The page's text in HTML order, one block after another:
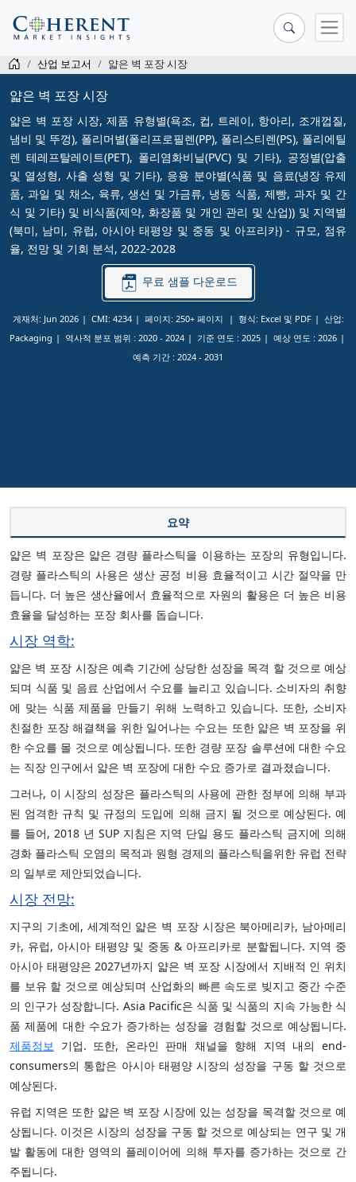
산업 보고서 얇은 벽 포장 시장
얇은 벽 포장 시장
얇은 벽 포장 시장, 제품 유형별(욕조, 컵, 트레이, 항아리, 조개껍질,
냄비 및 뚜껑), 폴리머별(폴리프로필렌(PP), 폴리스티렌(PS), 폴리에틸
렌 테레프탈레이트(PET), 폴리염화비닐(PVC) 및 기타), 공정별(압출
및 열성형, 사출 성형 및 기타), 응용 분야별(식품 및 음료(냉장 유제
품, 과일 및 채소, 육류, 생선 및 가금류, 냉동 식품, 제빵, 과자 및 간
식 및 기타) 및 비식품(제약, 화장품 및 개인 관리 및 산업)) 및 지역별
(북미, 남미, 유럽, 아시아 태평양 및 중동 및 아프리카) - 규모, 점유
율, 전망 및 기회 분석, 2022-2028
무료 샘플 다운로드
게재처: Jun 2026 CMI: 4234 페이지: 250+ 페이지 형식: Excel 및 PDF
산업:
Packaging
역사적 분포 범위 : 2020 - 2024 기준 연도 : 2025 예상 연도 : 2026
예측 기간 : 2024 - 2031
요약
얇은 벽 포장은 얇은 경량 플라스틱을 이용하는 포장의 유형입니다.
경량 플라스틱의 사용은 생산 공정 비용 효율적이고 시간 절약을 만
듭니다. 더 높은 생산율에서 효율적으로 자원의 활용은 더 높은 비용
효율을 달성하는 포장 회사를 돕습니다.
시장 역학:
얇은 벽 포장 시장은 예측 기간에 상당한 성장을 목격 할 것으로 예상
되며 식품 및 음료 산업에서 수요를 늘리고 있습니다. 소비자의 취향
에 맞는 식품 제품을 만들기 위해 노력하고 있습니다. 또한, 소비자
친절한 포장 해결책을 위한 일어나는 수요는 또한 얇은 벽 포장을 위
한 수요를 몰 것으로 예상됩니다. 또한 경량 포장 솔루션에 대한 수요
는 직장 인구에서 얇은 벽 포장에 대한 수요 증가로 결과졌습니다.
그러나, 이 시장의 성장은 플라스틱의 사용에 관한 정부에 의해 부과
된 엄격한 규칙 및 규정의 도입에 의해 금지 될 것으로 예상된다. 예
를 들어, 2018 년 SUP 지침은 지역 단일 용도 플라스틱 금지에 의해
경화 플라스틱 오염의 목적과 원형 경제의 플라스틱을위한 유럽 전략
의 일부로 제안되었습니다.
시장 전망:
지구의 기초에, 세계적인 얇은 벽 포장 시장은 북아메리카, 남아메리
카, 유럽, 아시아 태평양 및 중동 & 아프리카로 분할됩니다. 지역 중
아시아 태평양은 2027년까지 얇은 벽 포장 시장에서 지배적 인 위치
를 보유 할 것으로 예상되며 산업화의 빠른 속도로 빚지고 중간 수준
의 인구가 성장합니다. Asia Pacific은 식품 및 식품의 지속 가능한 식
품 제품에 대한 수요가 증가하는 성장을 경험할 것으로 예상됩니다.
제품정보
기업. 또한, 온라인 판매 채널을 향해 지역 내의 end-
consumers의 통합은 아시아 태평양 시장의 성장을 구동 할 것으로
예상된다.
유럽 지역은 또한 얇은 벽 포장 시장에 있는 성장을 목격할 것으로 예
상됩니다. 이것은 시장의 성장을 구동 할 것으로 예상되는 연구 및 개
발 활동에 대한 영역의 플레이어에 의해 투자를 증가하는 것으로 간
주됩니다.